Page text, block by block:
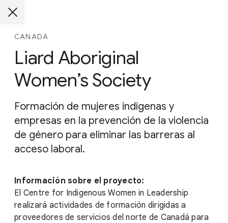
CANADÁ
Liard Aboriginal
Women’s Society
Formación de mujeres indígenas y
empresas en la prevención de la violencia
de género para eliminar las barreras al
acceso laboral.
Información sobre el proyecto:
El Centre for Indigenous Women in Leadership
realizará actividades de formación dirigidas a
proveedores de servicios del norte de Canadá para